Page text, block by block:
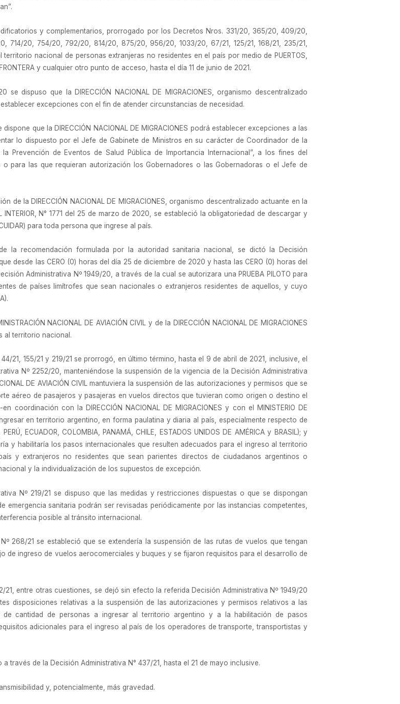
y complementarios, prorrogado por los Decretos Nros. 331/20, 365/20, 409/20,
20, 754/20, 792/20, 814/20, 875/20, 956/20, 1033/20, 67/21, 125/21, 168/21, 235/21,
nacional de personas extranjeras no residentes en el país por medio de PUERTOS,
FRONTERA y cualquier otro punto de acceso, hasta el día 11 de junio de 2021.
dispuso que la DIRECCIÓN NACIONAL DE MIGRACIONES, organismo descentralizado
establecer excepciones con el fin de atender circunstancias de necesidad.
que la DIRECCIÓN NACIONAL DE MIGRACIONES podrá establecer excepciones a las
lo dispuesto por el Jefe de Gabinete de Ministros en su carácter de Coordinador de la
Prevención de Eventos de Salud Pública de Importancia Internacional”, a los fines del
para las que requieran autorización los Gobernadores o las Gobernadoras o el Jefe de
de la DIRECCIÓN NACIONAL DE MIGRACIONES, organismo descentralizado actuante en la
INTERIOR, N° 1771 del 25 de marzo de 2020, se estableció la obligatoriedad de descargar y
para toda persona que ingrese al país.
la recomendación formulada por la autoridad sanitaria nacional, se dictó la Decisión
desde las CERO (0) horas del día 25 de diciembre de 2020 y hasta las CERO (0) horas del
Administrativa Nº 1949/20, a través de la cual se autorizara una PRUEBA PILOTO para
de países limítrofes que sean nacionales o extranjeros residentes de aquellos, y cuyo
NACIONAL DE AVIACIÓN CIVIL y de la DIRECCIÓN NACIONAL DE MIGRACIONES
al territorio nacional.
21, 155/21 y 219/21 se prorrogó, en último término, hasta el 9 de abril de 2021, inclusive, el
Nº 2252/20, manteniéndose la suspensión de la vigencia de la Decisión Administrativa
DE AVIACIÓN CIVIL mantuviera la suspensión de las autorizaciones y permisos que se
aéreo de pasajeros y pasajeras en vuelos directos que tuvieran como origen o destino el
coordinación con la DIRECCIÓN NACIONAL DE MIGRACIONES y con el MINISTERIO DE
en territorio argentino, en forma paulatina y diaria al país, especialmente respecto de
ECUADOR, COLOMBIA, PANAMÁ, CHILE, ESTADOS UNIDOS DE AMÉRICA y BRASIL); y
y habilitaría los pasos internacionales que resulten adecuados para el ingreso al territorio
y extranjeros no residentes que sean parientes directos de ciudadanos argentinos o
y la individualización de los supuestos de excepción.
Nº 219/21 se dispuso que las medidas y restricciones dispuestas o que se dispongan
sanitaria podrán ser revisadas periódicamente por las instancias competentes,
posible al tránsito internacional.
268/21 se estableció que se extendería la suspensión de las rutas de vuelos que tengan
de ingreso de vuelos aerocomerciales y buques y se fijaron requisitos para el desarrollo de
21, entre otras cuestiones, se dejó sin efecto la referida Decisión Administrativa Nº 1949/20
disposiciones relativas a la suspensión de las autorizaciones y permisos relativos a las
cantidad de personas a ingresar al territorio argentino y a la habilitación de pasos
adicionales para el ingreso al país de los operadores de transporte, transportistas y
través de la Decisión Administrativa N° 437/21, hasta el 21 de mayo inclusive.
y, potencialmente, más gravedad.